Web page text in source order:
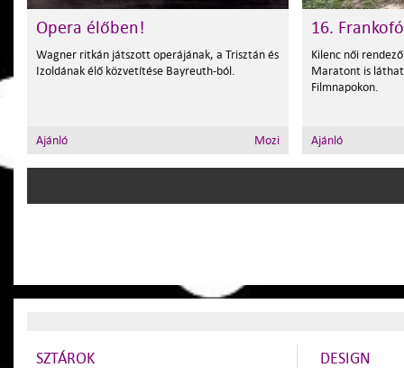
Opera élőben!
Wagner ritkán játszott operájának, a Trisztán és
Izoldának élő közvetítése Bayreuth-ból.
Ajánló Mozi
16.
Kilenc női
Maratont is
Filmnapokon.
Ajánló
SZTÁROK DESIGN